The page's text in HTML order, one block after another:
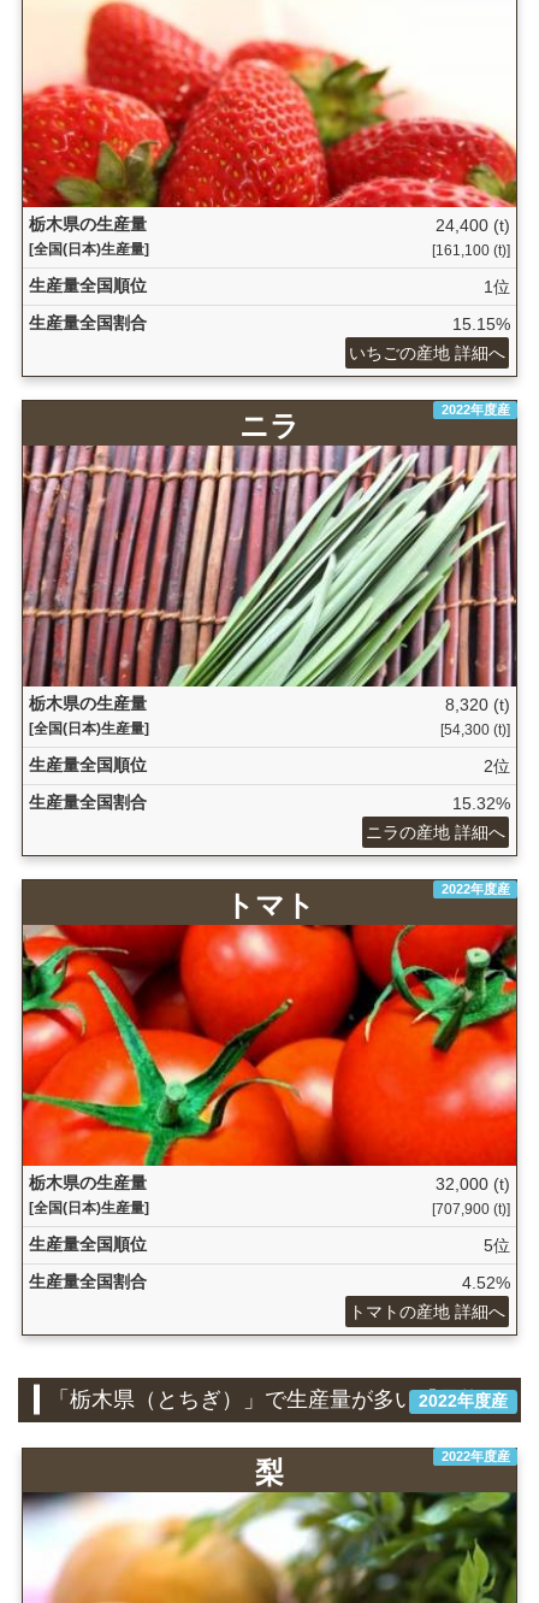
栃木県の生産量
[全国(日本)生産量]
24,400 (t)
[161,100 (t)]
生産量全国順位
1位
生産量全国割合
15.15%
いちごの産地 詳細へ
2022年度産
ニラ
栃木県の生産量
[全国(日本)生産量]
8,320 (t)
[54,300 (t)]
生産量全国順位
2位
生産量全国割合
15.32%
ニラの産地 詳細へ
2022年度産
トマト
栃木県の生産量
[全国(日本)生産量]
32,000 (t)
[707,900 (t)]
生産量全国順位
5位
生産量全国割合
4.52%
トマトの産地 詳細へ
2022年度産
「栃木県（とちぎ）」で生産量が多い『果物』
2022年度産
梨